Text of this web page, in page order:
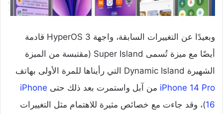
وبعيدًا عن التغييرات السابقة، واجهة HyperOS 3 قادمة
أيضًا مع ميزة تُسمى Super Island (مقتبسة من الميزة
الشهيرة Dynamic Island التي رأيناها للمرة الأولى بهاتف
iPhone 14 Pro من آبل واستمرت بعد ذلك حتى iPhone
16)، وقد جاءت مع خصائص مثيرة للاهتمام مثل التغييرات